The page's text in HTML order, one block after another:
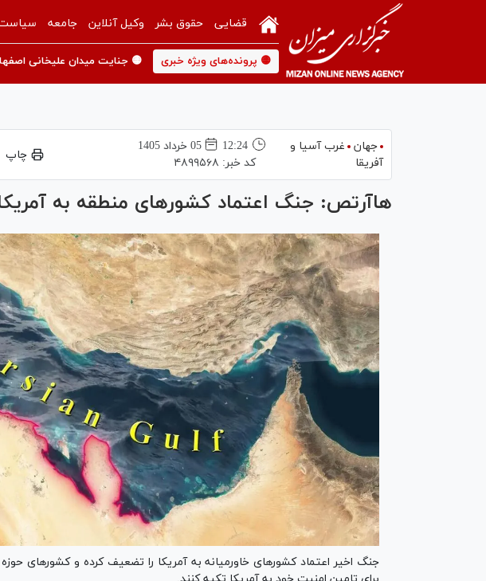
قضایی حقوق بشر وکیل آنلاین جامعه
🟡 پرونده‌های ویژه خبری 🟡 جنایت میدان علیخانی
جهان
غرب آسیا و
آفریقا
12:24
05 خرداد 1405
کد خبر: ۴۸۹۹۵۶۸
چاپ
هاآرتص: جنگ اعتماد کشورهای منطقه به
جنگ اخیر اعتماد کشورهای خاورمیانه به آمریکا را تضعیف کرده و کشورهای